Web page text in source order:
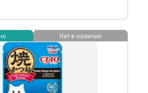
Нет в наличии